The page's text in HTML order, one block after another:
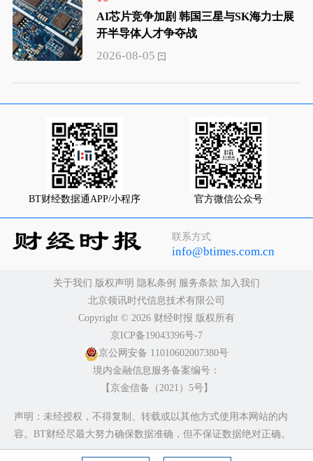
AI芯片竞争加剧 韩国三星与SK海力士展
开半导体人才争夺战
2026-08-05
BT财经数据通APP/小程序 官方微信公众号
联系方式
info@btimes.com.cn
关于我们 版权声明 隐私条例 服务条款 加入我们
北京领讯时代信息技术有限公司
Copyright ©️ 2026 财经时报 版权所有
京ICP备19043396号-7
京公网安备 11010602007380号
境内金融信息服务备案编号：
【京金信备（2021）5号】
声明：未经授权，不得复制、转载或以其他方式使用本网站的内
容。BT财经尽最大努力确保数据准确，但不保证数据绝对正确。